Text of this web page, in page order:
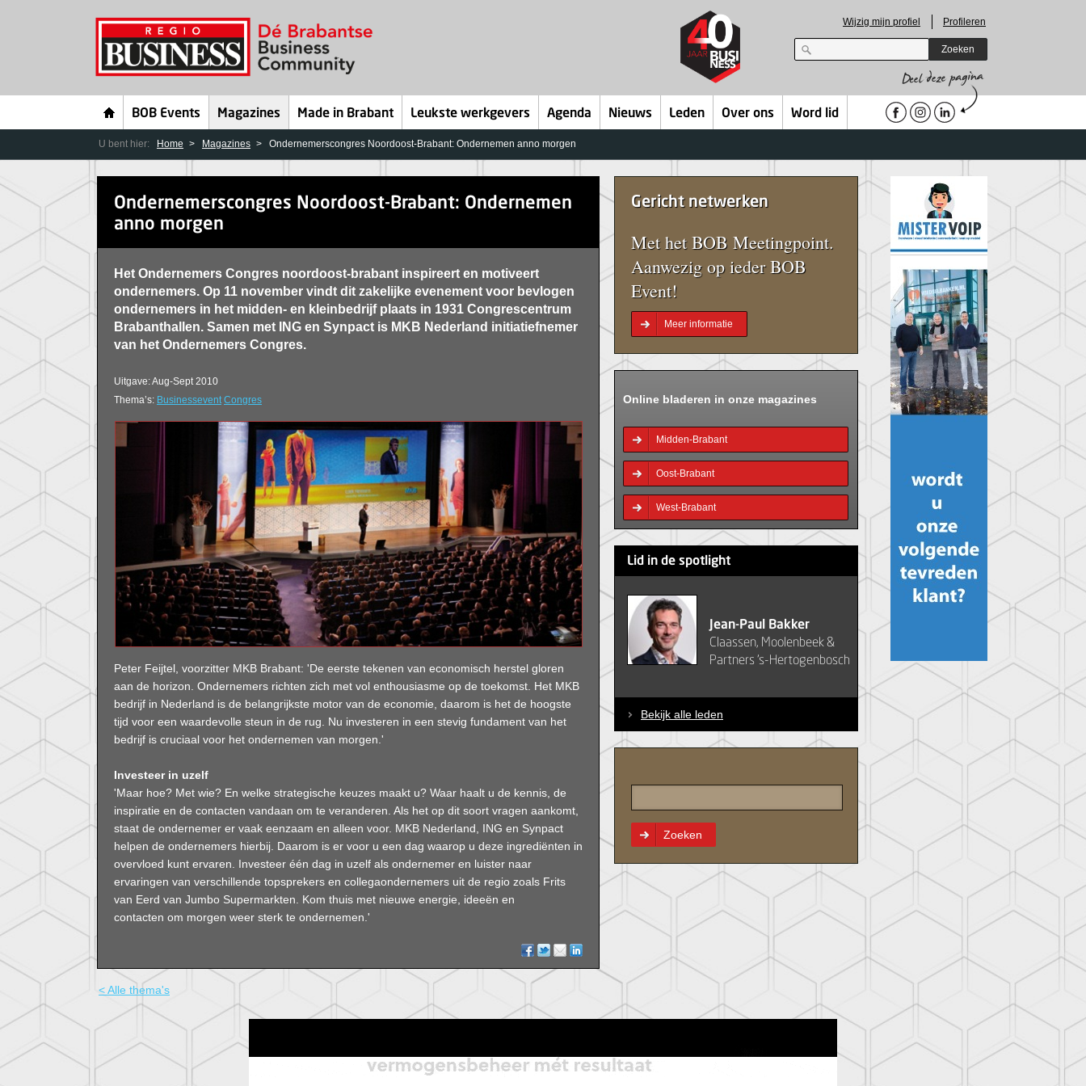
Wijzig mijn profiel Profileren
Zoeken
BOB Events Magazines Made in Brabant Leukste werkgevers Agenda Nieuws Leden Over ons Word lid
U bent hier: Home Magazines Ondernemerscongres Noordoost-Brabant: Ondernemen anno morgen
Ondernemerscongres Noordoost-Brabant: Ondernemen
anno morgen
Het Ondernemers Congres noordoost-brabant inspireert en motiveert
ondernemers. Op 11 november vindt dit zakelijke evenement voor bevlogen
ondernemers in het midden- en kleinbedrijf plaats in 1931 Congrescentrum
Brabanthallen. Samen met ING en Synpact is MKB Nederland initiatiefnemer
van het Ondernemers Congres.
Uitgave: Aug-Sept 2010
Thema’s: Businessevent Congres
Peter Feijtel, voorzitter MKB Brabant: 'De eerste tekenen van economisch herstel gloren
aan de horizon. Ondernemers richten zich met vol enthousiasme op de toekomst. Het MKB
bedrijf in Nederland is de belangrijkste motor van de economie, daarom is het de hoogste
tijd voor een waardevolle steun in de rug. Nu investeren in een stevig fundament van het
bedrijf is cruciaal voor het ondernemen van morgen.'
Investeer in uzelf
'Maar hoe? Met wie? En welke strategische keuzes maakt u? Waar haalt u de kennis, de
inspiratie en de contacten vandaan om te veranderen. Als het op dit soort vragen aankomt,
staat de ondernemer er vaak eenzaam en alleen voor. MKB Nederland, ING en Synpact
helpen de ondernemers hierbij. Daarom is er voor u een dag waarop u deze ingrediënten in
overvloed kunt ervaren. Investeer één dag in uzelf als ondernemer en luister naar
ervaringen van verschillende topsprekers en collegaondernemers uit de regio zoals Frits
van Eerd van Jumbo Supermarkten. Kom thuis met nieuwe energie, ideeën en
contacten om morgen weer sterk te ondernemen.'
< Alle thema's
Gericht netwerken
Met het BOB Meetingpoint.
Aanwezig op ieder BOB
Event!
Meer informatie
Online bladeren in onze magazines
Midden-Brabant
Oost-Brabant
West-Brabant
Lid in de spotlight
Jean-Paul Bakker
Claassen, Moolenbeek &
Partners 's-Hertogenbosch
Bekijk alle leden
Zoeken